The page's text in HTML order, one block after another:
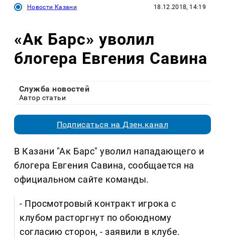
Новости Казани 18.12.2018, 14:19
«Ак Барс» уволил
блогера Евгения Савина
Служба новостей
Автор статьи
Подписаться на Дзен.канал
В Казани "Ак Барс" уволил нападающего и
блогера Евгения Савина, сообщается на
официальном сайте команды.
- Просмотровый контракт игрока с
клубом расторгнут по обоюдному
согласию сторон, - заявили в клубе.